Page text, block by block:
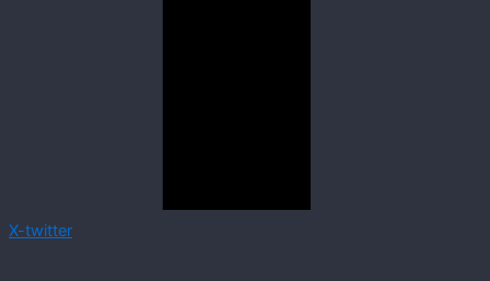
X-twitter